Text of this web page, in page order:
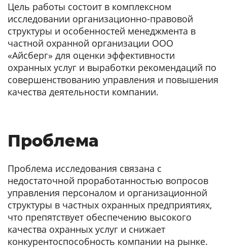
Цель работы состоит в комплексном
исследовании организационно-правовой
структуры и особенностей менеджмента в
частной охранной организации ООО
«Айсберг» для оценки эффективности
охранных услуг и выработки рекомендаций по
совершенствованию управления и повышения
качества деятельности компании.
Проблема
Проблема исследования связана с
недостаточной проработанностью вопросов
управления персоналом и организационной
структуры в частных охранных предприятиях,
что препятствует обеспечению высокого
качества охранных услуг и снижает
конкурентоспособность компании на рынке.